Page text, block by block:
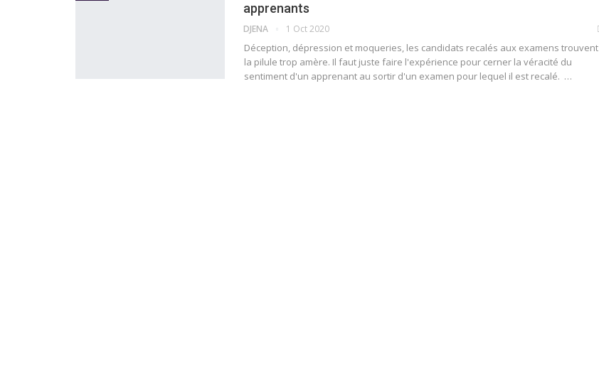
apprenants
DJENA 1 Oct 2020
Déception, dépression et moqueries, les candidats recalés aux examens trouvent
la pilule trop amère. Il faut juste faire l'expérience pour cerner la véracité du
sentiment d'un apprenant au sortir d'un examen pour lequel il est recalé. …